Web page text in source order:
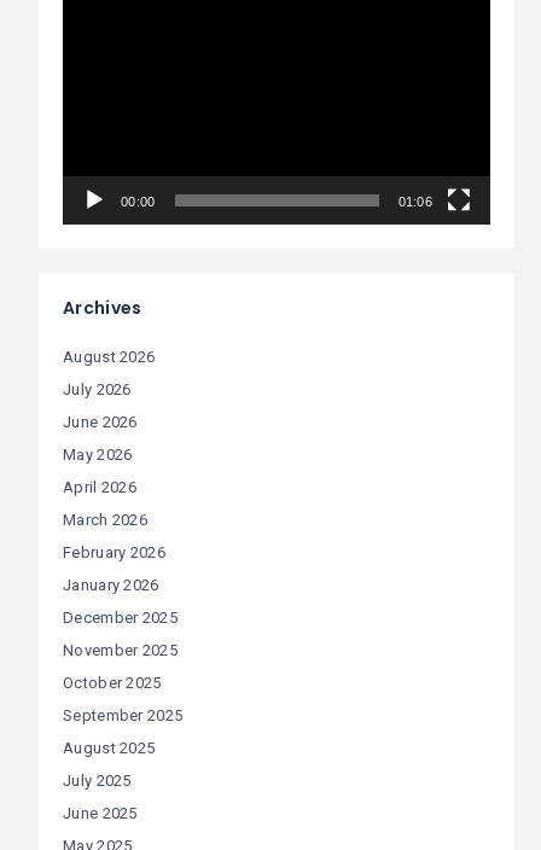
00:00 01:06
Archives
August 2026
July 2026
June 2026
May 2026
April 2026
March 2026
February 2026
January 2026
December 2025
November 2025
October 2025
September 2025
August 2025
July 2025
June 2025
May 2025